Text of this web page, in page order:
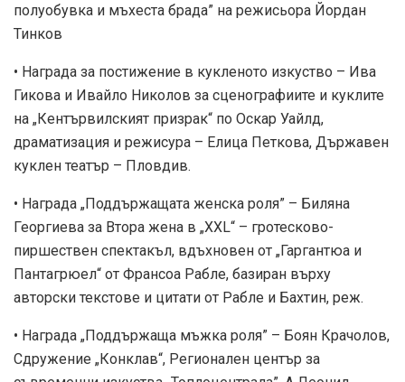
полуобувка и мъхеста брада” на режисьора Йордан
Тинков
• Награда за постижение в кукленото изкуство – Ива
Гикова и Ивайло Николов за сценографиите и куклите
на „Кентървилският призрак“ по Оскар Уайлд,
драматизация и режисура – Елица Петкова, Държавен
куклен театър – Пловдив.
• Награда „Поддържащата женска роля” – Биляна
Георгиева за Втора жена в „ХХL“ – гротесково-
пиршествен спектакъл, вдъхновен от „Гаргантюа и
Пантагрюел“ от Франсоа Рабле, базиран върху
авторски текстове и цитати от Рабле и Бахтин, реж.
• Награда „Поддържаща мъжка роля” – Боян Крачолов,
Сдружение „Конклав“, Регионален център за